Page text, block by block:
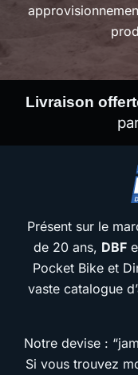
Livraison
Présent sur le
de 20 ans, DBF
Pocket Bike et
vaste catalogue
Notre devise :
Si vous trouvez